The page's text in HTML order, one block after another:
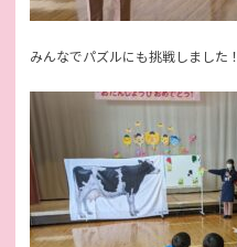
みんなでパズルにも挑戦しました！